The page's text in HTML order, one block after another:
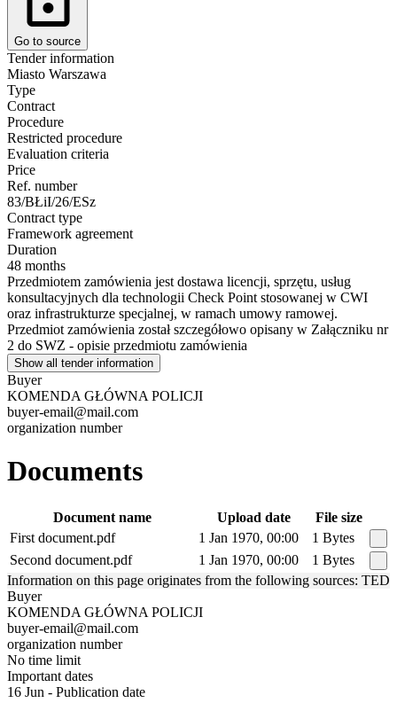
Go to source
Tender information
Miasto Warszawa
Type
Contract
Procedure
Restricted procedure
Evaluation criteria
Price
Ref. number
83/BŁiI/26/ESz
Contract type
Framework agreement
Duration
48 months
Przedmiotem zamówienia jest dostawa licencji, sprzętu, usług
konsultacyjnych dla technologii Check Point stosowanej w CWI
oraz infrastrukturze specjalnej, w ramach umowy ramowej.
Przedmiot zamówienia został szczegółowo opisany w Załączniku nr
2 do SWZ - opisie przedmiotu zamówienia
Show all tender information
Buyer
KOMENDA GŁÓWNA POLICJI
buyer-email@mail.com
organization number
Documents
Document name Upload date
File size
First document.pdf
1 Jan 1970, 00:00
1 Bytes
Second document.pdf
1 Jan 1970, 00:00
1 Bytes
Information on this page originates from the following sources: TED
Buyer
KOMENDA GŁÓWNA POLICJI
buyer-email@mail.com
organization number
No time limit
Important dates
16 Jun - Publication date